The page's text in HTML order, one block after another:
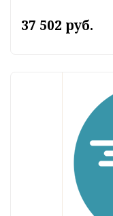
37 502 руб.